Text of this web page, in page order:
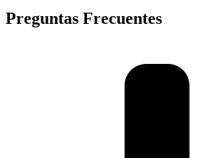
Preguntas Frecuentes